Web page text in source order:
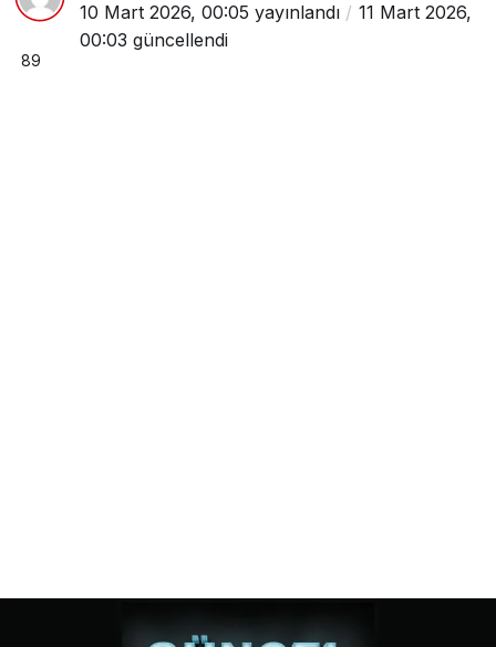
10 Mart 2026, 00:05 yayınlandı
11 Mart 2026,
00:03 güncellendi
89